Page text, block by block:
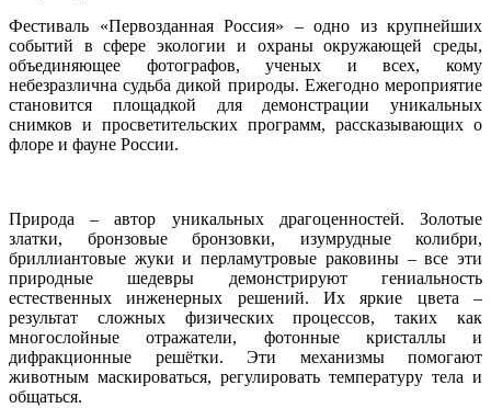
Фестиваль «Первозданная Россия» – одно из крупнейших
событий в сфере экологии и охраны окружающей среды,
объединяющее фотографов, ученых и всех, кому
небезразлична судьба дикой природы. Ежегодно мероприятие
становится площадкой для демонстрации уникальных
снимков и просветительских программ, рассказывающих о
флоре и фауне России.
Природа – автор уникальных драгоценностей. Золотые
златки, бронзовые бронзовки, изумрудные колибри,
бриллиантовые жуки и перламутровые раковины – все эти
природные шедевры демонстрируют гениальность
естественных инженерных решений. Их яркие цвета –
результат сложных физических процессов, таких как
многослойные отражатели, фотонные кристаллы и
дифракционные решётки. Эти механизмы помогают
животным маскироваться, регулировать температуру тела и
общаться.